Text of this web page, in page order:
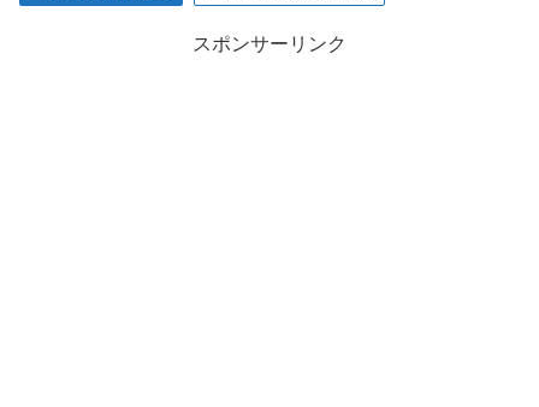
スポンサーリンク